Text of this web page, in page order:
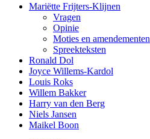
Mariëtte Frijters-Klijnen
Vragen
Opinie
Moties en amendementen
Spreekteksten
Ronald Dol
Joyce Willems-Kardol
Louis Roks
Willem Bakker
Harry van den Berg
Niels Jansen
Maikel Boon